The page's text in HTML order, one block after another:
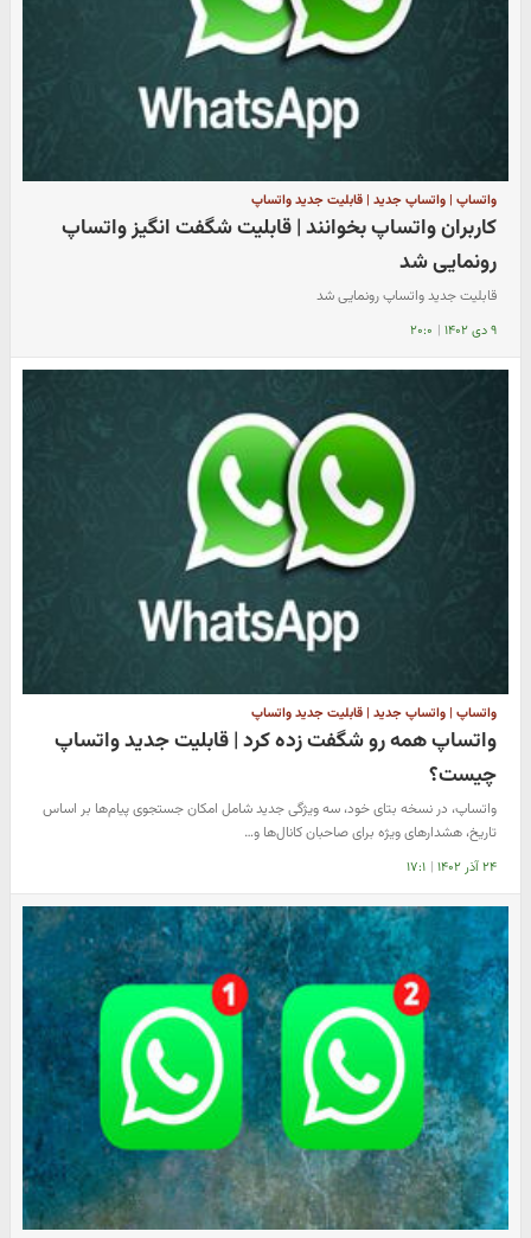
واتساپ | واتساپ جدید | قابلیت جدید واتساپ
کاربران واتساپ بخوانند | قابلیت شگفت انگیز واتساپ
رونمایی شد
قابلیت جدید واتساپ رونمایی شد
۹ دی ۱۴۰۲ | ۲۰:۰
واتساپ | واتساپ جدید | قابلیت جدید واتساپ
واتساپ همه رو شگفت زده کرد | قابلیت جدید واتساپ
چیست؟
واتساپ، در نسخه بتای خود، سه ویژگی جدید شامل امکان جستجوی پیام‌ها بر اساس
تاریخ، هشدارهای ویژه برای صاحبان کانال‌ها و…
۲۴ آذر ۱۴۰۲ | ۱۷:۱